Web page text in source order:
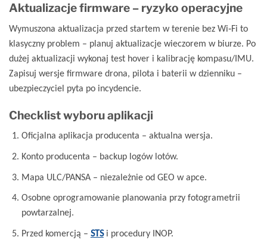
Aktualizacje firmware – ryzyko operacyjne
Wymuszona aktualizacja przed startem w terenie bez Wi‑Fi to
klasyczny problem – planuj aktualizacje wieczorem w biurze. Po
dużej aktualizacji wykonaj test hover i kalibrację kompasu/IMU.
Zapisuj wersje firmware drona, pilota i baterii w dzienniku –
ubezpieczyciel pyta po incydencie.
Checklist wyboru aplikacji
Oficjalna aplikacja producenta – aktualna wersja.
Konto producenta – backup logów lotów.
Mapa ULC/PANSA – niezależnie od GEO w apce.
Osobne oprogramowanie planowania przy fotogrametrii
powtarzalnej.
Przed komercją – STSi procedury INOP.